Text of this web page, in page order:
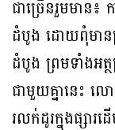
ជាច្រេីនរួមមាន៖
ដំបូង ដោយពុំមាន
ដំបូង ព្រមទាំងអ
ជាមួយគ្នានេះ ល
រលក់ដូរក្នុងផ្សារ